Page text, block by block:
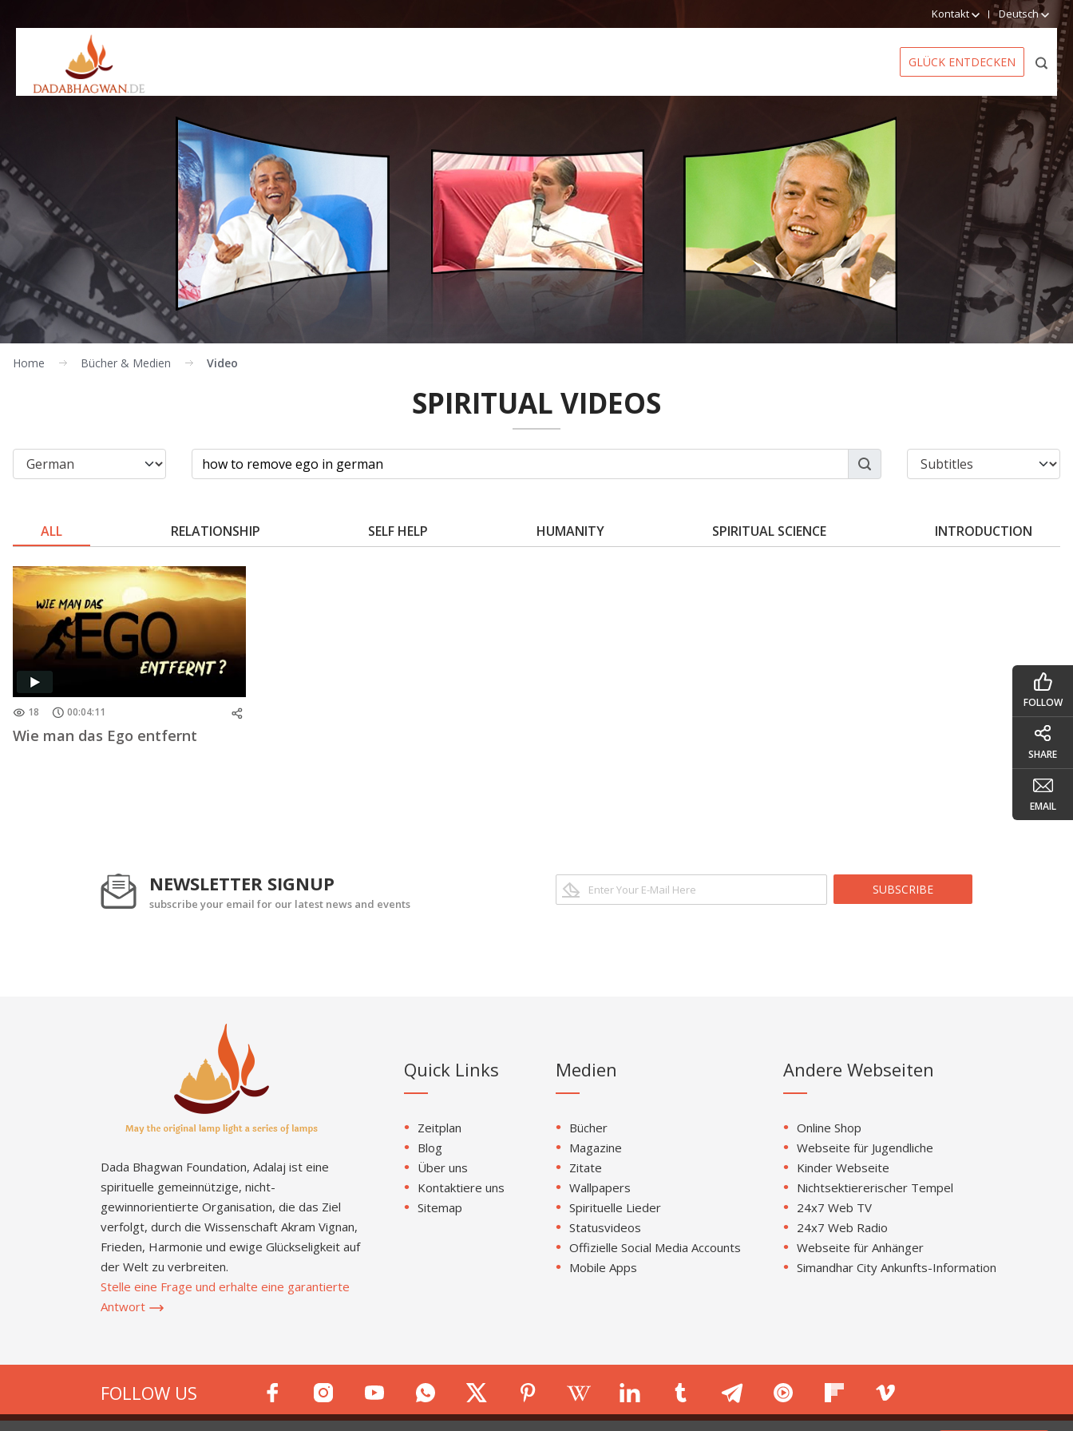
Kontakt Deutsch
GLÜCK ENTDECKEN
Home Bücher & Medien Video
SPIRITUAL VIDEOS
ALL RELATIONSHIP SELF HELP HUMANITY SPIRITUAL SCIENCE INTRODUCTION
18 00:04:11
Wie man das Ego entfernt
NEWSLETTER SIGNUP
subscribe your email for our latest news and events
SUBSCRIBE
Dada Bhagwan Foundation, Adalaj ist eine
spirituelle gemeinnützige, nicht-
gewinnorientierte Organisation, die das Ziel
verfolgt, durch die Wissenschaft Akram Vignan,
Frieden, Harmonie und ewige Glückseligkeit auf
der Welt zu verbreiten.
Stelle eine Frage und erhalte eine garantierte
Antwort
Quick Links
Zeitplan
Blog
Über uns
Kontaktiere uns
Sitemap
Medien
Bücher
Magazine
Zitate
Wallpapers
Spirituelle Lieder
Statusvideos
Offizielle Social Media Accounts
Mobile Apps
Andere Webseiten
Online Shop
Webseite für Jugendliche
Kinder Webseite
Nichtsektiererischer Tempel
24x7 Web TV
24x7 Web Radio
Webseite für Anhänger
Simandhar City Ankunfts-Information
FOLLOW US
FOLLOW
SHARE
EMAIL